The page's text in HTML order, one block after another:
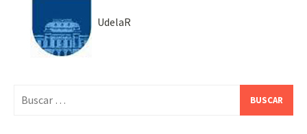
UdelaR